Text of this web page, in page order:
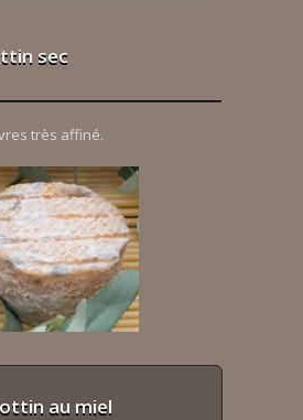
sec
très affiné.
au miel